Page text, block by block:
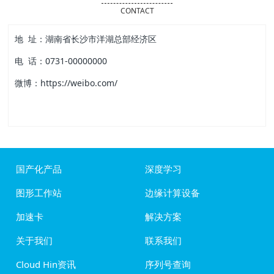
CONTACT
地 址：湖南省长沙市洋湖总部经济区
电 话：0731-00000000
微博：https://weibo.com/
国产化产品
深度学习
图形工作站
边缘计算设备
加速卡
解决方案
关于我们
联系我们
Cloud Hin资讯
序列号查询